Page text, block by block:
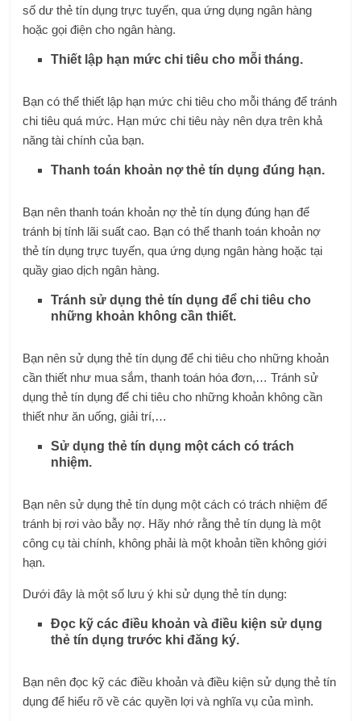
số dư thẻ tín dụng trực tuyến, qua ứng dụng ngân hàng
hoặc gọi điện cho ngân hàng.
Thiết lập hạn mức chi tiêu cho mỗi tháng.
Bạn có thể thiết lập hạn mức chi tiêu cho mỗi tháng để tránh
chi tiêu quá mức. Hạn mức chi tiêu này nên dựa trên khả
năng tài chính của bạn.
Thanh toán khoản nợ thẻ tín dụng đúng hạn.
Bạn nên thanh toán khoản nợ thẻ tín dụng đúng hạn để
tránh bị tính lãi suất cao. Bạn có thể thanh toán khoản nợ
thẻ tín dụng trực tuyến, qua ứng dụng ngân hàng hoặc tại
quầy giao dịch ngân hàng.
Tránh sử dụng thẻ tín dụng để chi tiêu cho
những khoản không cần thiết.
Bạn nên sử dụng thẻ tín dụng để chi tiêu cho những khoản
cần thiết như mua sắm, thanh toán hóa đơn,… Tránh sử
dụng thẻ tín dụng để chi tiêu cho những khoản không cần
thiết như ăn uống, giải trí,…
Sử dụng thẻ tín dụng một cách có trách
nhiệm.
Bạn nên sử dụng thẻ tín dụng một cách có trách nhiệm để
tránh bị rơi vào bẫy nợ. Hãy nhớ rằng thẻ tín dụng là một
công cụ tài chính, không phải là một khoản tiền không giới
hạn.
Dưới đây là một số lưu ý khi sử dụng thẻ tín dụng:
Đọc kỹ các điều khoản và điều kiện sử dụng
thẻ tín dụng trước khi đăng ký.
Bạn nên đọc kỹ các điều khoản và điều kiện sử dụng thẻ tín
dụng để hiểu rõ về các quyền lợi và nghĩa vụ của mình.